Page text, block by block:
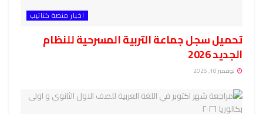
اخبار منصة كتاتيب
تحميل سجل جماعة التربية المسرحية للنظام
الجديد 2026
نوفمبر 10, 2025